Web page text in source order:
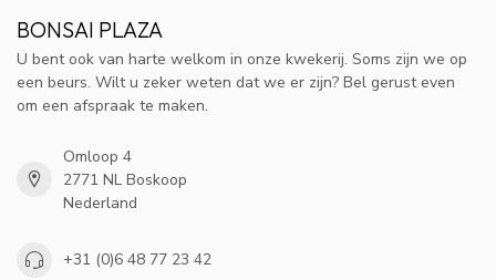
BONSAI PLAZA
U bent ook van harte welkom in onze kwekerij. Soms zijn we op
een beurs. Wilt u zeker weten dat we er zijn? Bel gerust even
om een afspraak te maken.
Omloop 4
2771 NL Boskoop
Nederland
+31 (0)6 48 77 23 42